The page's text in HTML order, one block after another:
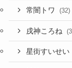
常闇トワ (32)
戌神ころね
星街すいせい